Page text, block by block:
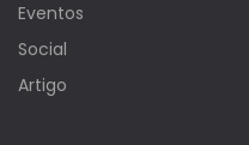
Eventos
Social
Artigo